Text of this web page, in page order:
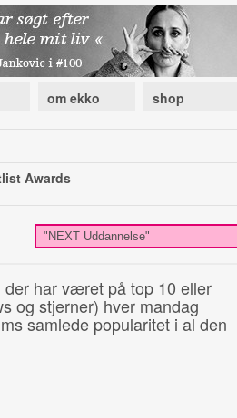
om ekko shop
Awards
har været på top 10 eller
og stjerner) hver mandag
samlede popularitet i al den